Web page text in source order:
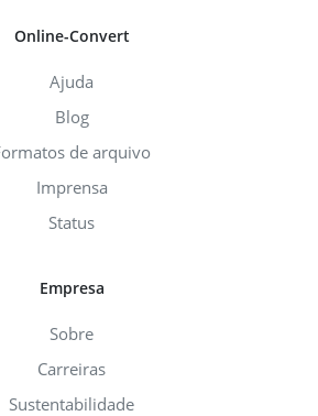
Online-Convert
Ajuda
Blog
de arquivo
Imprensa
Status
Empresa
Sobre
Carreiras
Sustentabilidade